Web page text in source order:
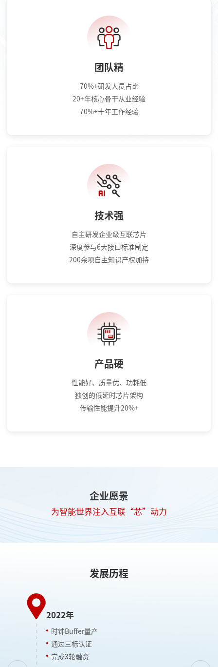
团队精
70%+研发人员占比
20+年核心骨干从业经验
70%+十年工作经验
技术强
自主研发企业级互联芯片
深度参与6大接口标准制定
200余项自主知识产权加持
产品硬
性能好、质量优、功耗低
独创的低延时芯片架构
传输性能提升20%+
企业愿景
为智能世界注入互联“芯”动力
发展历程
2022年
时钟Buffer量产
通过三标认证
完成3轮融资